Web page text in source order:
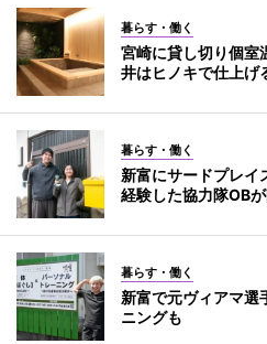
暮らす・働く
宮崎に貸し切り個
井はヒノキで仕上げ
暮らす・働く
新富にサードプレ
経験した協力隊OB
暮らす・働く
新富で元ヴィアマ
ニングも